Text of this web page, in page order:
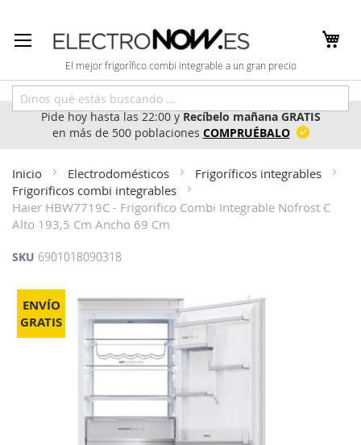
al
contenido
El mejor frigorífico combi integrable a un gran precio
Pide hoy hasta las 22:00 yRecíbelo mañana GRATIS
en más de 500 poblaciones COMPRUÉBALO
Inicio Electrodomésticos
Frigoríficos integrables
Frigorificos combi integrables
Haier HBW7719C - Frigorifico Combi Integrable Nofrost C
Alto 193,5 Cm Ancho 69 Cm
ENVÍO
GRATIS
SKU 6901018090318
Saltar
final
de